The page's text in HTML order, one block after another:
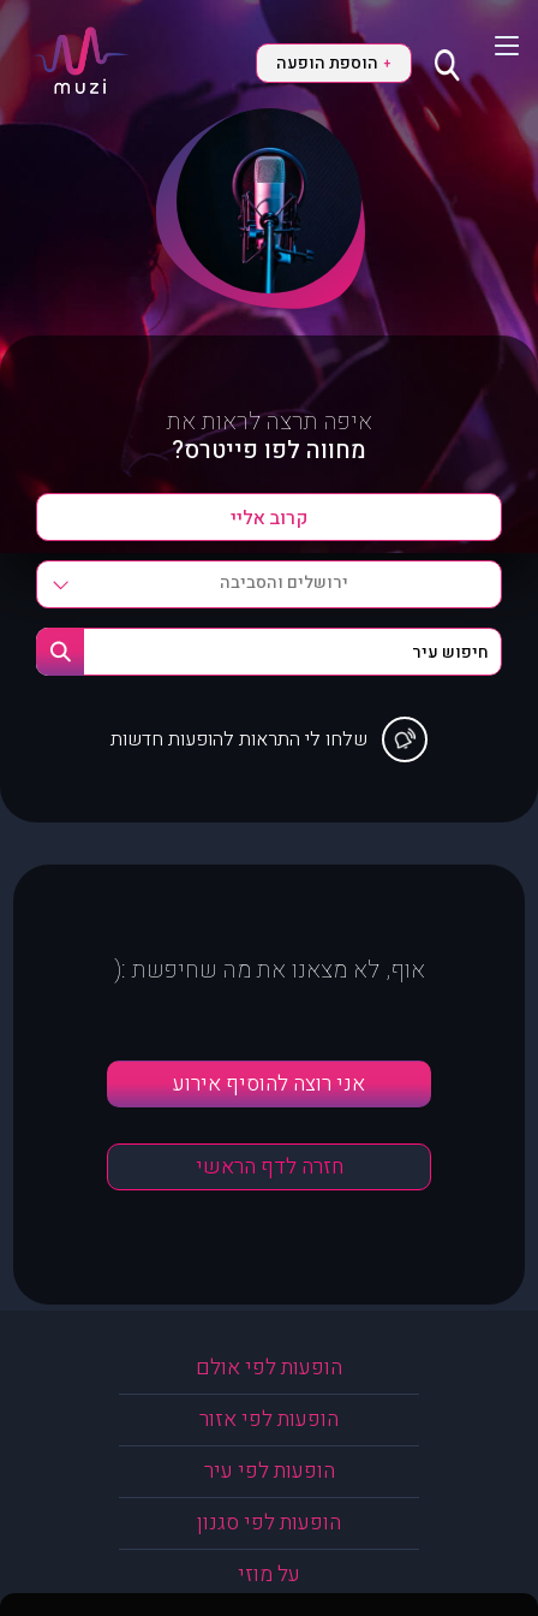
+ הוספת הופעה
איפה תרצה לראות את
מחווה לפו פייטרס?
ירושלים והסביבה
שלחו לי התראות להופעות חדשות
אוף, לא מצאנו את מה שחיפשת :(
אני רוצה להוסיף אירוע
חזרה לדף הראשי
הופעות לפי אולם
הופעות לפי אזור
הופעות לפי עיר
הופעות לפי סגנון
על מוזי